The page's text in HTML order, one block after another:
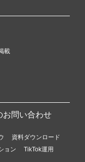
載
お問い合わせ
資料ダウンロード
ョン
TikTok運用